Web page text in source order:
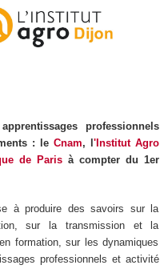
professionnels
: le Cnam, l'Institut Agro
de Parisà compter du 1er
à produire des savoirs sur la
sur la transmission et la
formation, sur les dynamiques
professionnels et activité